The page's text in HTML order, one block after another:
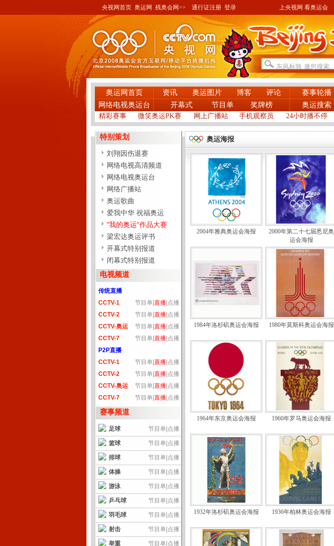
央视网首页 奥运网 残奥会网>> 通行证注册 登录 上央视网 看奥运会
奥运网首页 资讯 奥运图片 博客 评论 赛事轮播
网络电视奥运台
开幕式 节目单 奖牌榜 奥运搜索
精彩赛事 微笑奥运PK赛 网上广播站 手机观察员 24小时播不停
特别策划
刘翔因伤退赛
网络电视高清频道
网络电视奥运台
网络广播站
奥运歌曲
爱我中华 祝福奥运
"我的奥运"作品大赛
梁宏达奥运评书
开幕式特别报道
闭幕式特别报道
电视频道
传统直播
节目单 直播 点播
CCTV-1
节目单 直播 点播
CCTV-2
节目单 直播 点播
CCTV-奥运
节目单 直播 点播
CCTV-7
P2P直播
节目单 直播 点播
CCTV-1
节目单 直播 点播
CCTV-2
节目单 直播 点播
CCTV-奥运
节目单 直播 点播
CCTV-7
赛事频道
节目单 点播
足球
节目单 点播
篮球
节目单 点播
排球
节目单 点播
体操
节目单 点播
游泳
节目单 点播
乒乓球
节目单 点播
羽毛球
节目单 点播
射击
节目单 点播
举重
奥运海报
2004年雅典奥运会海报
2000年第二十七届悉尼奥
运会海报
1984年洛杉矶奥运会海报 1980年莫斯科奥运会海报
1964年东京奥运会海报 1960年罗马奥运会海报
1932年洛杉矶奥运会海报 1936年柏林奥运会海报